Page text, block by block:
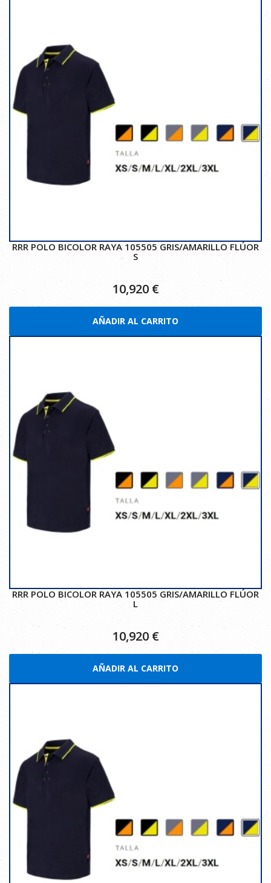
RRR POLO BICOLOR RAYA 105505 GRIS/AMARILLO FLÚOR
S
10,920€
AÑADIR AL CARRITO
RRR POLO BICOLOR RAYA 105505 GRIS/AMARILLO FLÚOR
L
10,920 €
AÑADIR AL CARRITO